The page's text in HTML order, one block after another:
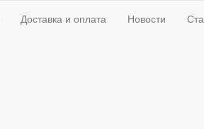
Доставка и оплата Новости